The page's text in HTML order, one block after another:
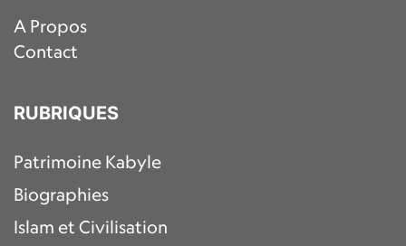
A Propos
Contact
RUBRIQUES
Patrimoine Kabyle
Biographies
Islam et Civilisation